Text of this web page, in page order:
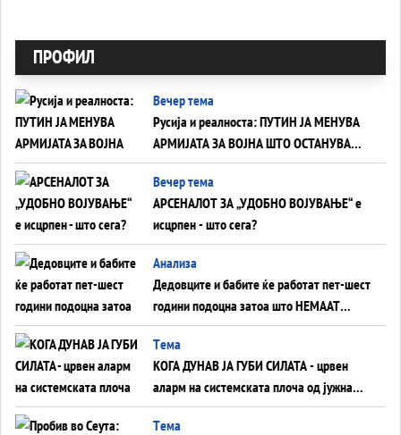
ПРОФИЛ
Вечер тема
Русија и реалноста: ПУТИН ЈА МЕНУВА
АРМИЈАТА ЗА ВОЈНА ШТО ОСТАНУВА
БЕЗ ФРОНТ
Вечер тема
АРСЕНАЛОТ ЗА „УДОБНО ВОЈУВАЊЕ“ е
исцрпен - што сега?
Анализа
Дедовците и бабите ќе работат пет-шест
години подоцна затоа што НЕМААТ
ВНУЦИ ДА ГИ ЗАМЕНАТ
Tема
КОГА ДУНАВ ЈА ГУБИ СИЛАТА - црвен
аларм на системската плоча од јужна
Германија до Црното Море...
Tема